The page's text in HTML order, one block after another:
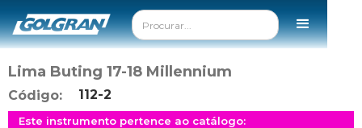
Lima Buting 17-18 Millennium
Código: 112-2
Este instrumento pertence ao catálogo: